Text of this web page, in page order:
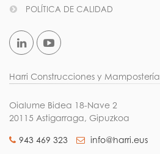
POLÍTICA DE CALIDAD
Harri Construcciones y Mampostería
Oialume Bidea 18-Nave 2
20115 Astigarraga, Gipuzkoa
943 469 323 info@harri.eus